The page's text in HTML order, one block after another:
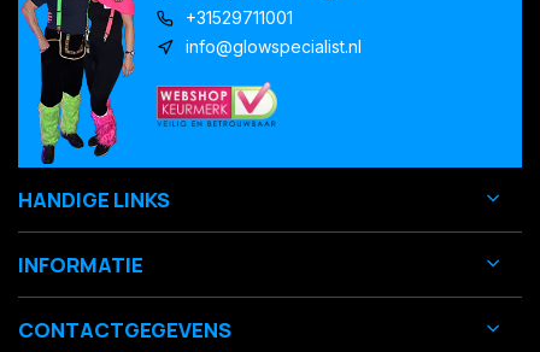
+31529711001
info@glowspecialist.nl
HANDIGE LINKS
INFORMATIE
CONTACTGEGEVENS